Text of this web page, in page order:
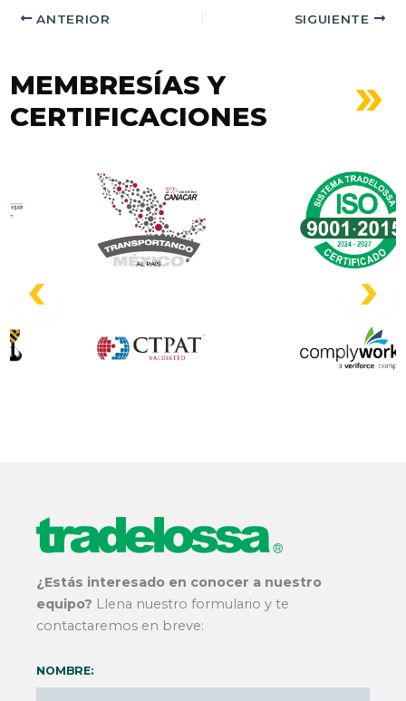
ANTERIOR SIGUIENTE
MEMBRESÍAS Y
CERTIFICACIONES
¿Estás interesado en conocer a nuestro
equipo? Llena nuestro formulario y te
contactaremos en breve:
NOMBRE: